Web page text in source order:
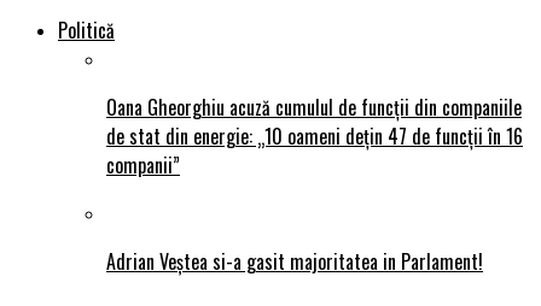
Politică
Oana Gheorghiu acuză cumulul de funcții din companiile
de stat din energie: „10 oameni dețin 47 de funcții în 16
companii”
Adrian Veștea si-a gasit majoritatea in Parlament!